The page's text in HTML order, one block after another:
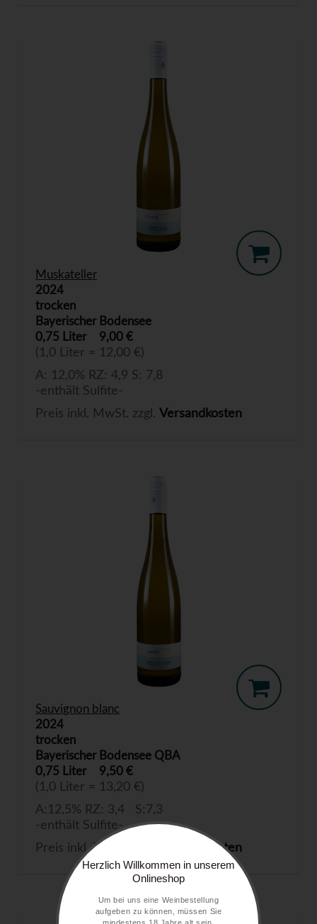
Muskateller
2024
trocken
Bayerischer Bodensee
0,75 Liter
9,00 €
(1,0 Liter = 12,00 €)
A: 12,0% RZ: 4,9 S: 7,8
-enthält Sulfite-
Preis inkl. MwSt. zzgl. Versandkosten
Sauvignon blanc
2024
trocken
Bayerischer Bodensee QBA
0,75 Liter
9,50 €
(1,0 Liter = 13,20 €)
A:12,5% RZ: 3,4 S:7,3
-enthält Sulfite-
Preis inkl. MwSt. zzgl.
Versandkosten
Herzlich Willkommen in unserem
Onlineshop
Um bei uns eine Weinbestellung
aufgeben zu können, müssen Sie